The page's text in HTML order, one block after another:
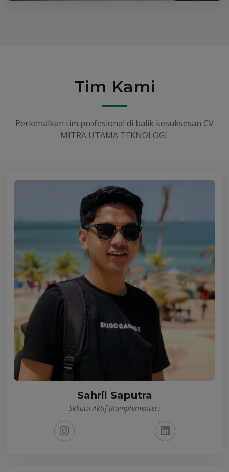
Tim Kami
Perkenalkan tim profesional di balik kesuksesan CV
MITRA UTAMA TEKNOLOGI.
Sahril Saputra
Sekutu Aktif (Komplementer)